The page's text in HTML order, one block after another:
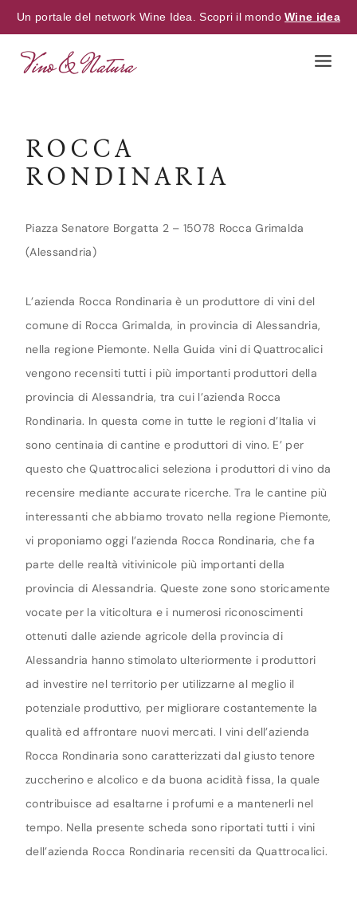
Un portale del network Wine Idea. Scopri il mondoWine idea
ROCCA
RONDINARIA
Piazza Senatore Borgatta 2 – 15078 Rocca Grimalda
(Alessandria)
L’azienda Rocca Rondinaria è un produttore di vini del
comune di Rocca Grimalda, in provincia di Alessandria,
nella regione Piemonte. Nella Guida vini di Quattrocalici
vengono recensiti tutti i più importanti produttori della
provincia di Alessandria, tra cui l’azienda Rocca
Rondinaria. In questa come in tutte le regioni d’Italia vi
sono centinaia di cantine e produttori di vino. E’ per
questo che Quattrocalici seleziona i produttori di vino da
recensire mediante accurate ricerche. Tra le cantine più
interessanti che abbiamo trovato nella regione Piemonte,
vi proponiamo oggi l’azienda Rocca Rondinaria, che fa
parte delle realtà vitivinicole più importanti della
provincia di Alessandria. Queste zone sono storicamente
vocate per la viticoltura e i numerosi riconoscimenti
ottenuti dalle aziende agricole della provincia di
Alessandria hanno stimolato ulteriormente i produttori
ad investire nel territorio per utilizzarne al meglio il
potenziale produttivo, per migliorare costantemente la
qualità ed affrontare nuovi mercati. I vini dell’azienda
Rocca Rondinaria sono caratterizzati dal giusto tenore
zuccherino e alcolico e da buona acidità fissa, la quale
contribuisce ad esaltarne i profumi e a mantenerli nel
tempo. Nella presente scheda sono riportati tutti i vini
dell’azienda Rocca Rondinaria recensiti da Quattrocalici.